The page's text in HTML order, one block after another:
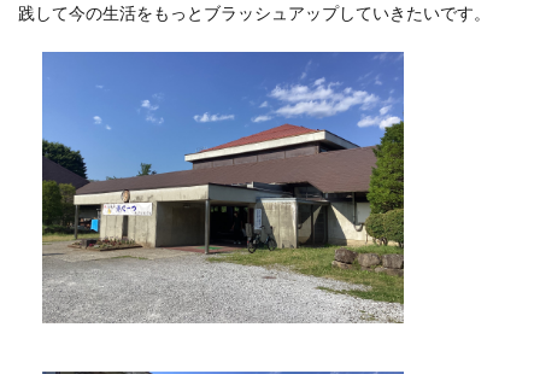
践して今の生活をもっとブラッシュアップしていきたいです。